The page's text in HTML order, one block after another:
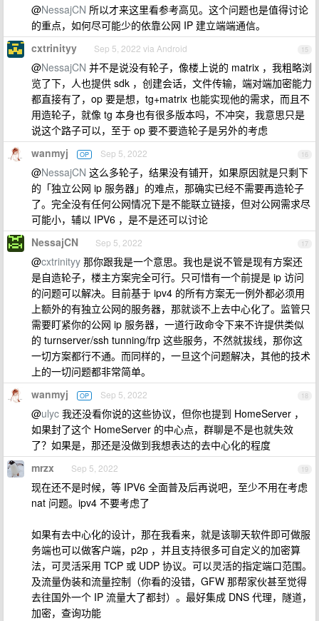
@NessajCN 所以才来这里看参考高见。这个问题也是值得讨论
的重点，如何尽可能少的依靠公网 IP 建立端端通信。
15
cxtrinityy Sep 5, 2022 via Android
@NessajCN 并不是说没有轮子，像楼上说的 matrix ，我粗略浏
览了下，人也提供 sdk ，创建会话，文件传输，端对端加密能力
都直接有了，op 要是想，tg+matrix 也能实现他的需求，而且不
用造轮子，就像 tg 本身也有很多版本吗，不冲突，我意思只是
说这个路子可以，至于 op 要不要造轮子是另外的考虑
16
wanmyj OP Sep 5, 2022
@NessajCN 这么多轮子，结果没有铺开，如果原因就是只剩下
的「独立公网 ip 服务器」的难点，那确实已经不需要再造轮子
了。完全没有任何公网情况下是不能联立链接，但对公网需求尽
可能小，辅以 IPV6 ，是不是还可以讨论
17
NessajCN Sep 5, 2022
@cxtrinityy 那你跟我是一个意思。我也是说不管是现有方案还
是自造轮子，楼主方案完全可行。只可惜有一个前提是 ip 访问
的问题可以解决。目前基于 ipv4 的所有方案无一例外都必须用
上额外的有独立公网的服务器，那就谈不上去中心化了。监管只
需要盯紧你的公网 ip 服务器，一道行政命令下来不许提供类似
的 turnserver/ssh tunning/frp 这些服务，不然就拔线，那你这
一切方案都行不通。而同样的，一旦这个问题解决，其他的技术
上的一切问题都非常简单。
18
wanmyj OP Sep 5, 2022
@ulyc 我还没看你说的这些协议，但你也提到 HomeServer ，
如果封了这个 HomeServer 的中心点，群聊是不是也就失效
了？如果是，那还是没做到我想表达的去中心化的程度
19
mrzx Sep 5, 2022
现在还不是时候，等 IPV6 全面普及后再说吧，至少不用在考虑
nat 问题。ipv4 不要考虑了
如果有去中心化的设计，那在我看来，就是该聊天软件即可做服
务端也可以做客户端，p2p ，并且支持很多可自定义的加密算
法，可灵活采用 TCP 或 UDP 协议。可以灵活的指定端口范围。
及流量伪装和流量控制（你看的没错，GFW 那帮家伙甚至觉得
去往国外一个 IP 流量大了都封）。最好集成 DNS 代理，隧道，
加密，查询功能